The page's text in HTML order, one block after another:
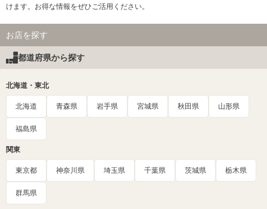
けます。お得な情報をぜひご活用ください。
お店を探す
都道府県から探す
北海道・東北
北海道 青森県 岩手県 宮城県 秋田県 山形県
福島県
関東
東京都 神奈川県 埼玉県 千葉県 茨城県 栃木県
群馬県